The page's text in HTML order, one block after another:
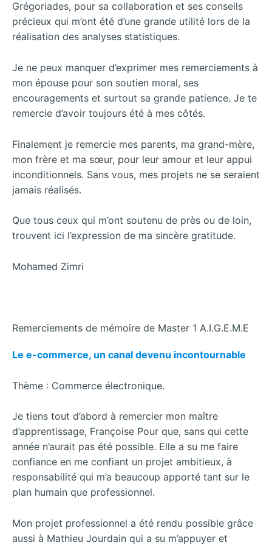
Grégoriades, pour sa collaboration et ses conseils
précieux qui m’ont été d’une grande utilité lors de la
réalisation des analyses statistiques.
Je ne peux manquer d’exprimer mes remerciements à
mon épouse pour son soutien moral, ses
encouragements et surtout sa grande patience. Je te
remercie d’avoir toujours été à mes côtés.
Finalement je remercie mes parents, ma grand-mère,
mon frère et ma sœur, pour leur amour et leur appui
inconditionnels. Sans vous, mes projets ne se seraient
jamais réalisés.
Que tous ceux qui m’ont soutenu de près ou de loin,
trouvent ici l’expression de ma sincère gratitude.
Mohamed Zimri
Remerciements de mémoire de Master 1 A.I.G.E.M.E
Le e-commerce, un canal devenu incontournable
Thème : Commerce électronique.
Je tiens tout d’abord à remercier mon maître
d’apprentissage, Françoise Pour que, sans qui cette
année n’aurait pas été possible. Elle a su me faire
confiance en me confiant un projet ambitieux, à
responsabilité qui m’a beaucoup apporté tant sur le
plan humain que professionnel.
Mon projet professionnel a été rendu possible grâce
aussi à Mathieu Jourdain qui a su m’appuyer et